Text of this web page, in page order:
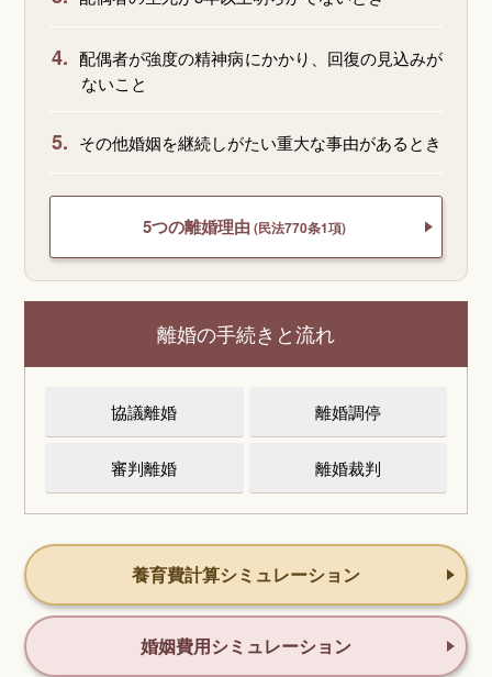
4. 配偶者が強度の精神病にかかり、回復の見込みが
ないこと
5. その他婚姻を継続しがたい重大な事由があるとき
5つの離婚理由 (民法770条1項)
離婚の手続きと流れ
協議離婚 離婚調停
審判離婚 離婚裁判
養育費計算シミュレーション
婚姻費用シミュレーション